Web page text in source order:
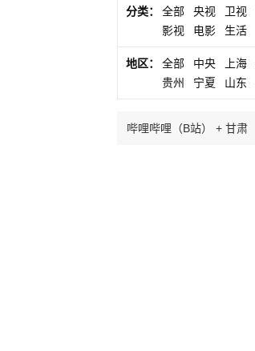
分类： 全部 央视 卫视
影视
电影 生活
地区： 全部 中央 上海
贵州
宁夏 山东
哔哩哔哩（B站） + 甘肃